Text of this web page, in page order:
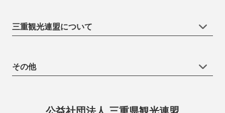
三重観光連盟について
その他